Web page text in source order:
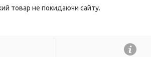
товар не покидаючи сайту.